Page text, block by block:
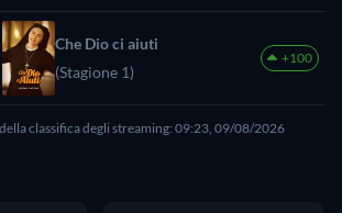
Che Dio ci aiuti
(Stagione 1)
+100
classifica degli streaming: 09:23, 09/08/2026